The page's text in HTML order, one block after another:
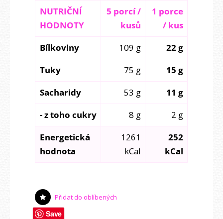
NUTRIČNÍ
HODNOTY
5 porcí /
kusů
1 porce
/ kus
Bílkoviny
109 g
22 g
Tuky
75 g
15 g
Sacharidy
53 g
11 g
- z toho cukry
8 g
2 g
Energetická
hodnota
1261
kCal
252
kCal
Přidat do oblíbených
Save